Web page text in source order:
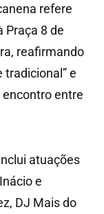
refere
Praça 8 de
reafirmando
tradicional” e
entre
atuações
e
DJ Mais do